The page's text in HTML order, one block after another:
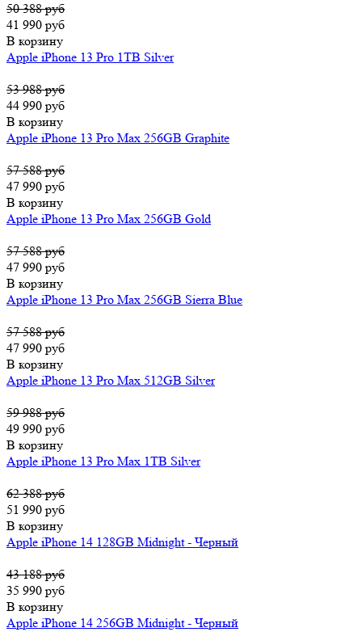
50 388 руб
41 990 руб
В корзину
Apple iPhone 13 Pro 1TB Silver
53 988 руб
44 990 руб
В корзину
Apple iPhone 13 Pro Max 256GB Graphite
57 588 руб
47 990 руб
В корзину
Apple iPhone 13 Pro Max 256GB Gold
57 588 руб
47 990 руб
В корзину
Apple iPhone 13 Pro Max 256GB Sierra Blue
57 588 руб
47 990 руб
В корзину
Apple iPhone 13 Pro Max 512GB Silver
59 988 руб
49 990 руб
В корзину
Apple iPhone 13 Pro Max 1TB Silver
62 388 руб
51 990 руб
В корзину
Apple iPhone 14 128GB Midnight - Черный
43 188 руб
35 990 руб
В корзину
Apple iPhone 14 256GB Midnight - Черный